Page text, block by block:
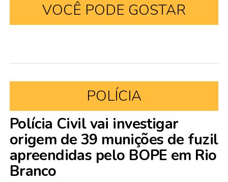
VOCÊ PODE GOSTAR
POLÍCIA
Polícia Civil vai investigar
origem de 39 munições de fuzil
apreendidas pelo BOPE em Rio
Branco